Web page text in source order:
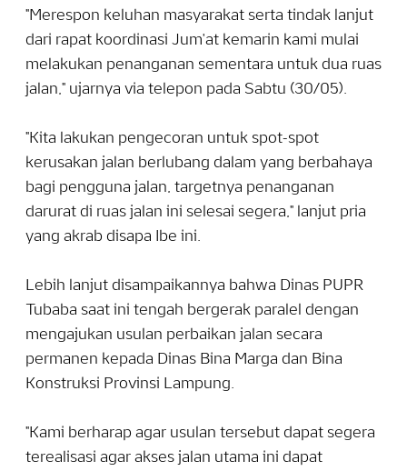
"Merespon keluhan masyarakat serta tindak lanjut
dari rapat koordinasi Jum'at kemarin kami mulai
melakukan penanganan sementara untuk dua ruas
jalan," ujarnya via telepon pada Sabtu (30/05).
"Kita lakukan pengecoran untuk spot-spot
kerusakan jalan berlubang dalam yang berbahaya
bagi pengguna jalan, targetnya penanganan
darurat di ruas jalan ini selesai segera," lanjut pria
yang akrab disapa Ibe ini.
Lebih lanjut disampaikannya bahwa Dinas PUPR
Tubaba saat ini tengah bergerak paralel dengan
mengajukan usulan perbaikan jalan secara
permanen kepada Dinas Bina Marga dan Bina
Konstruksi Provinsi Lampung.
"Kami berharap agar usulan tersebut dapat segera
terealisasi agar akses jalan utama ini dapat